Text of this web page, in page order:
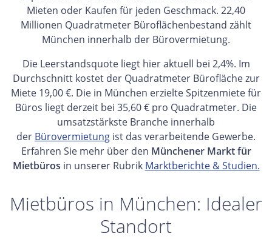
Mieten oder Kaufen für jeden Geschmack. 22,40
Millionen Quadratmeter Büroflächenbestand zählt
München innerhalb der Bürovermietung.
Die Leerstandsquote liegt hier aktuell bei 2,4%. Im
Durchschnitt kostet der Quadratmeter Bürofläche zur
Miete 19,00 €. Die in München erzielte Spitzenmiete für
Büros liegt derzeit bei 35,60 € pro Quadratmeter. Die
umsatzstärkste Branche innerhalb
der Bürovermietung ist das verarbeitende Gewerbe.
Erfahren Sie mehr über den Münchener Markt für
Mietbüros in unserer Rubrik Marktberichte & Studien.
Mietbüros in München: Idealer
Standort